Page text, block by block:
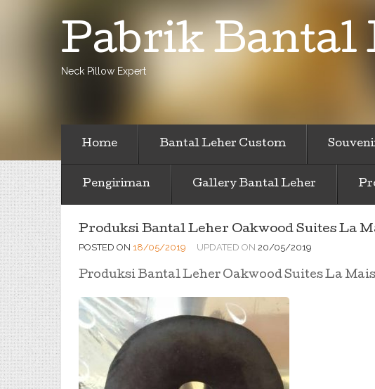
Pabrik Bantal
Neck Pillow Expert
Home Bantal Leher Custom
Pengiriman Gallery Bantal Leher
Produksi Bantal Leher Oakwood Suites La
POSTED ON 18/05/2019 UPDATED ON 20/05/2019
Produksi Bantal Leher Oakwood Suites La